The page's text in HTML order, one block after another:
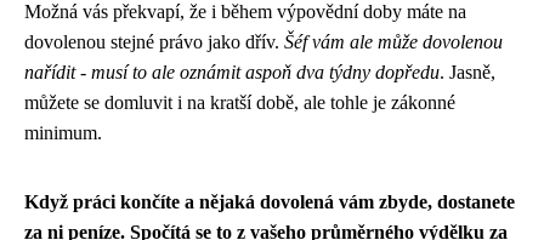
Možná vás překvapí, že i během výpovědní doby máte na
dovolenou stejné právo jako dřív. Šéf vám ale může dovolenou
nařídit - musí to ale oznámit aspoň dva týdny dopředu. Jasně,
můžete se domluvit i na kratší době, ale tohle je zákonné
minimum.
Když práci končíte a nějaká dovolená vám zbyde, dostanete
za ni peníze. Spočítá se to z vašeho průměrného výdělku za